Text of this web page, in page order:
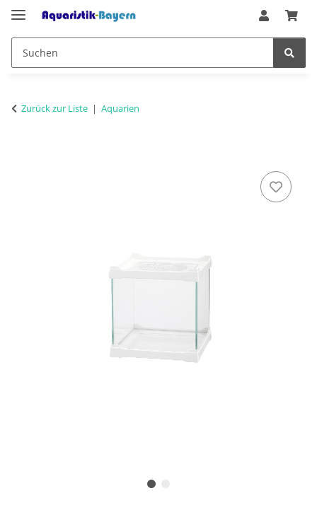
Zurück zur Liste Aquarien